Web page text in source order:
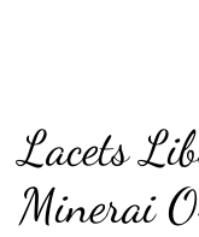
Lacets
Minerai